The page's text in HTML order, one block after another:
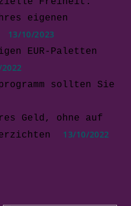
eigenen
13/10/2023
EUR-Paletten
sollten Sie
Geld, ohne auf
13/10/2022